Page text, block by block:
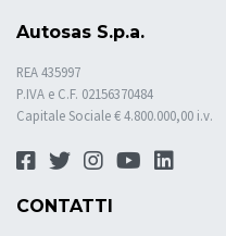
Autosas S.p.a.
REA 435997
P.IVA e C.F. 02156370484
Capitale Sociale € 4.800.000,00 i.v.
CONTATTI